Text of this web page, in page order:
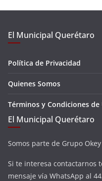
El Municipal Querétaro
Política de Privacidad
Quienes Somos
Términos y Condiciones de
El Municipal Querétaro
Somos parte de Grupo
Si te interesa contactarnos
mensaje vía WhatsApp al